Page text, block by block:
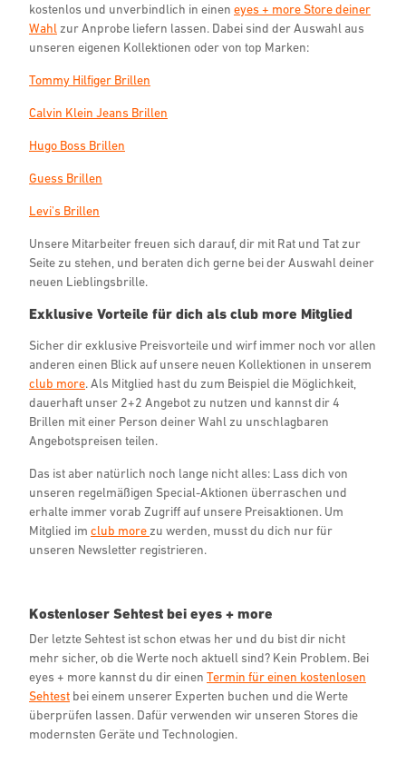
kostenlos und unverbindlich in einen eyes + more Store deiner
Wahl zur Anprobe liefern lassen. Dabei sind der Auswahl aus
unseren eigenen Kollektionen oder von top Marken:
Tommy Hilfiger Brillen
Calvin Klein Jeans Brillen
Hugo Boss Brillen
Guess Brillen
Levi's Brillen
Unsere Mitarbeiter freuen sich darauf, dir mit Rat und Tat zur
Seite zu stehen, und beraten dich gerne bei der Auswahl deiner
neuen Lieblingsbrille.
Exklusive Vorteile für dich als club more Mitglied
Sicher dir exklusive Preisvorteile und wirf immer noch vor allen
anderen einen Blick auf unsere neuen Kollektionen in unserem
club more. Als Mitglied hast du zum Beispiel die Möglichkeit,
dauerhaft unser 2+2 Angebot zu nutzen und kannst dir 4
Brillen mit einer Person deiner Wahl zu unschlagbaren
Angebotspreisen teilen.
Das ist aber natürlich noch lange nicht alles: Lass dich von
unseren regelmäßigen Special-Aktionen überraschen und
erhalte immer vorab Zugriff auf unsere Preisaktionen. Um
Mitglied im club more zu werden, musst du dich nur für
unseren Newsletter registrieren.
Kostenloser Sehtest bei eyes + more
Der letzte Sehtest ist schon etwas her und du bist dir nicht
mehr sicher, ob die Werte noch aktuell sind? Kein Problem. Bei
eyes + more kannst du dir einen Termin für einen kostenlosen
Sehtest bei einem unserer Experten buchen und die Werte
überprüfen lassen. Dafür verwenden wir unseren Stores die
modernsten Geräte und Technologien.